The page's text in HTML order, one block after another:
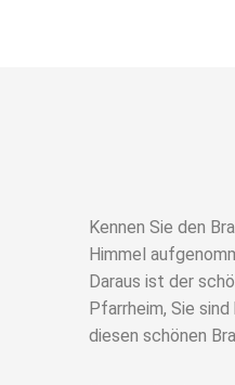
Kennen Sie den
Himmel
Daraus ist der
Pfarrheim, Sie
diesen schönen